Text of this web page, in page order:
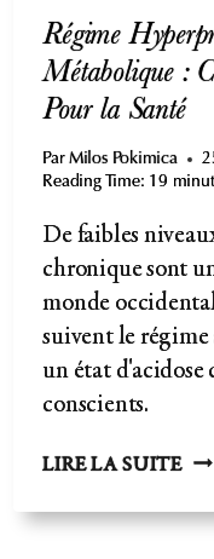
Régime
Métabolique :
Pour la Santé
Par Milos Pokimica
Reading Time: 19
De faibles
chronique sont
monde
suivent le régime
un état d'acidose
conscients.
LIRE LA SUITE
ET